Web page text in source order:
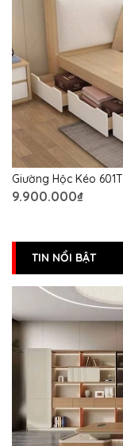
Giường Hộc Kéo 601T
9.900.000₫
TIN NỔI BẬT